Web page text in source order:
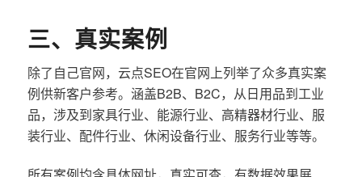
三、真实案例
除了自己官网，云点SEO在官网上列举了众多真实案
例供新客户参考。涵盖B2B、B2C，从日用品到工业
品，涉及到家具行业、能源行业、高精器材行业、服
装行业、配件行业、休闲设备行业、服务行业等等。